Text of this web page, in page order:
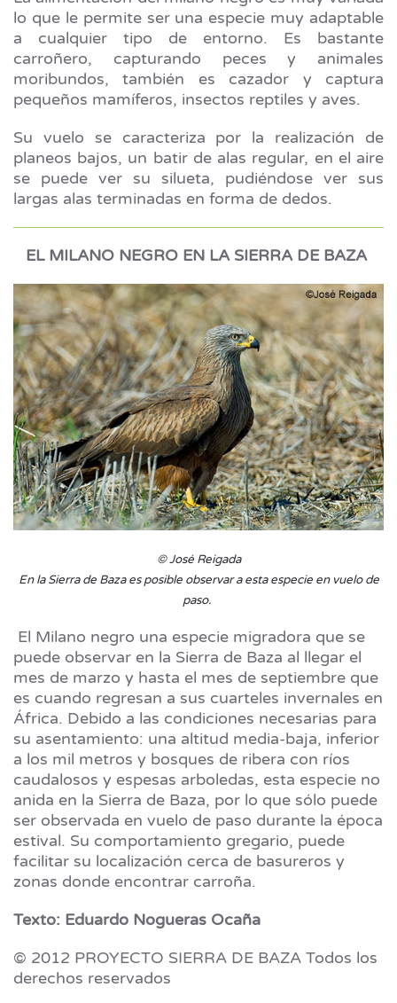
lo que le permite ser una especie muy adaptable
a cualquier tipo de entorno. Es bastante
carroñero, capturando peces y animales
moribundos, también es cazador y captura
pequeños mamíferos, insectos reptiles y aves.
Su vuelo se caracteriza por la realización de
planeos bajos, un batir de alas regular, en el aire
se puede ver su silueta, pudiéndose ver sus
largas alas terminadas en forma de dedos.
EL MILANO NEGRO EN LA SIERRA DE BAZA
© José Reigada
En la Sierra de Baza es posible observar a esta especie en vuelo de
paso.
El Milano negro una especie migradora que se
puede observar en la Sierra de Baza al llegar el
mes de marzo y hasta el mes de septiembre que
es cuando regresan a sus cuarteles invernales en
África. Debido a las condiciones necesarias para
su asentamiento: una altitud media-baja, inferior
a los mil metros y bosques de ribera con ríos
caudalosos y espesas arboledas, esta especie no
anida en la Sierra de Baza, por lo que sólo puede
ser observada en vuelo de paso durante la época
estival. Su comportamiento gregario, puede
facilitar su localización cerca de basureros y
zonas donde encontrar carroña.
Texto: Eduardo Nogueras Ocaña
© 2012 PROYECTO SIERRA DE BAZA Todos los
derechos reservados